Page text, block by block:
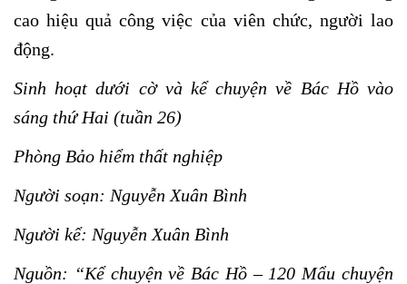
cao hiệu quả công việc của viên chức, người lao
động.
Sinh hoạt dưới cờ và kể chuyện về Bác Hồ vào
sáng thứ Hai (tuần 26)
Phòng Bảo hiểm thất nghiệp
Người soạn: Nguyễn Xuân Bình
Người kể: Nguyễn Xuân Bình
Nguồn: “Kể chuyện về Bác Hồ – 120 Mẩu chuyện